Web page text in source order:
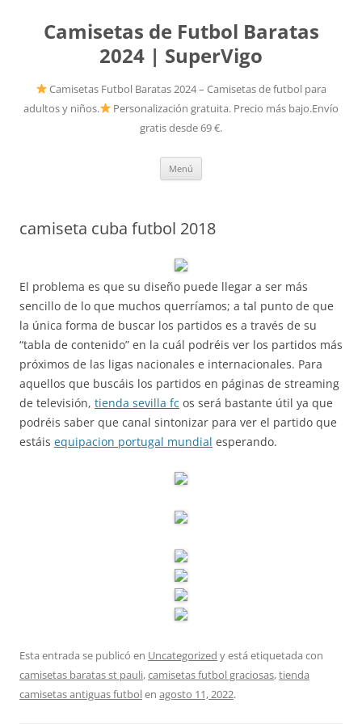
Camisetas de Futbol Baratas
2024 | SuperVigo
Camisetas Futbol Baratas 2024 – Camisetas de futbol para
adultos y niños.
Personalización gratuita. Precio más bajo.Envío
gratis desde 69 €.
Menú
camiseta cuba futbol 2018
El problema es que su diseño puede llegar a ser más
sencillo de lo que muchos querríamos; a tal punto de que
la única forma de buscar los partidos es a través de su
“tabla de contenido” en la cuál podréis ver los partidos más
próximos de las ligas nacionales e internacionales. Para
aquellos que buscáis los partidos en páginas de streaming
de televisión, tienda sevilla fc os será bastante útil ya que
podréis saber que canal sintonizar para ver el partido que
estáis equipacion portugal mundial esperando.
Esta entrada se publicó en Uncategorized y está etiquetada con
camisetas baratas st pauli,camisetas futbol graciosas,tienda
camisetas antiguas futbolen agosto 11, 2022.